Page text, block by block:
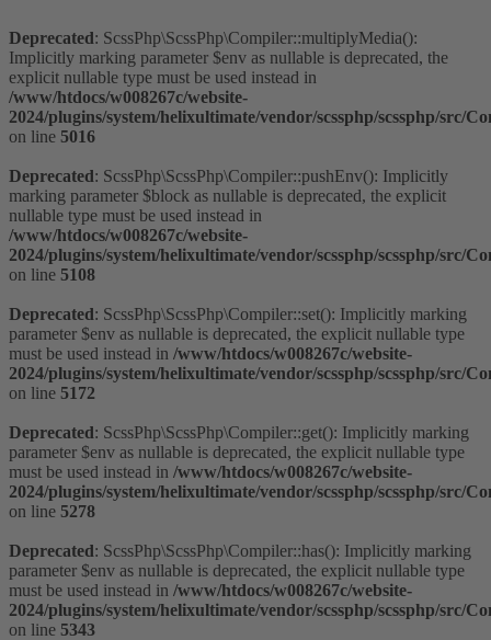
Deprecated: ScssPhp\ScssPhp\Compiler::multiplyMedia():
Implicitly marking parameter $env as nullable is deprecated, the
explicit nullable type must be used instead in
/www/htdocs/w008267c/website-
2024/plugins/system/helixultimate/vendor/scssphp/scssphp/src/
on line 5016
Deprecated: ScssPhp\ScssPhp\Compiler::pushEnv(): Implicitly
marking parameter $block as nullable is deprecated, the explicit
nullable type must be used instead in
/www/htdocs/w008267c/website-
2024/plugins/system/helixultimate/vendor/scssphp/scssphp/src/
on line 5108
Deprecated: ScssPhp\ScssPhp\Compiler::set(): Implicitly marking
parameter $env as nullable is deprecated, the explicit nullable type
must be used instead in /www/htdocs/w008267c/website-
2024/plugins/system/helixultimate/vendor/scssphp/scssphp/src/
on line 5172
Deprecated: ScssPhp\ScssPhp\Compiler::get(): Implicitly marking
parameter $env as nullable is deprecated, the explicit nullable type
must be used instead in /www/htdocs/w008267c/website-
2024/plugins/system/helixultimate/vendor/scssphp/scssphp/src/
on line 5278
Deprecated: ScssPhp\ScssPhp\Compiler::has(): Implicitly marking
parameter $env as nullable is deprecated, the explicit nullable type
must be used instead in /www/htdocs/w008267c/website-
2024/plugins/system/helixultimate/vendor/scssphp/scssphp/src/
on line 5343